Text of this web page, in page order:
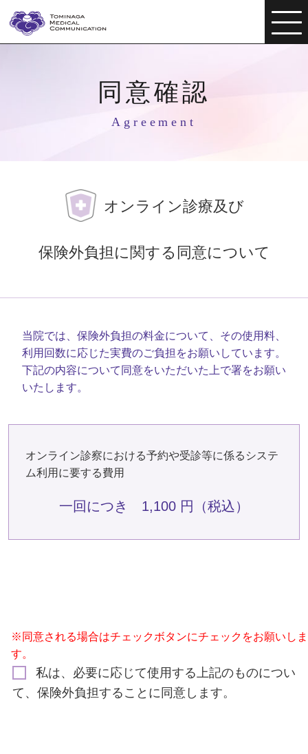
同意確認
Agreement
オンライン診療及び
保険外負担に関する同意について
当院では、保険外負担の料金について、その使用料、
利用回数に応じた実費のご負担をお願いしています。
下記の内容について同意をいただいた上で署をお願い
いたします。
オンライン診察における予約や受診等に係るシステ
ム利用に要する費用
一回につき 1,100 円（税込）
※同意される場合はチェックボタンにチェックをお願いしま
す。
私は、必要に応じて使用する上記のものについ
て、保険外負担することに同意します。